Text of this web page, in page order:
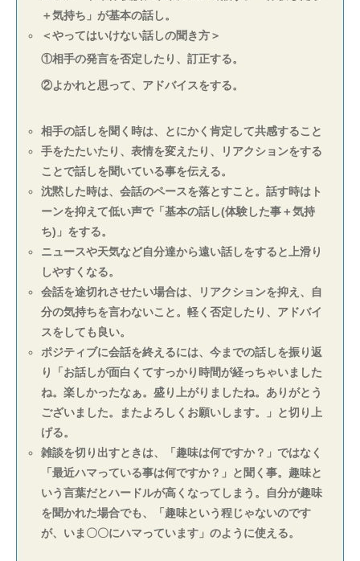
＋気持ち」が基本の話し。
＜やってはいけない話しの聞き方＞
①相手の発言を否定したり、訂正する。
②よかれと思って、アドバイスをする。
相手の話しを聞く時は、とにかく肯定して共感すること
手をたたいたり、表情を変えたり、リアクションをする
ことで話しを聞いている事を伝える。
沈黙した時は、会話のペースを落とすこと。話す時はト
ーンを抑えて低い声で「基本の話し(体験した事＋気持
ち)」をする。
ニュースや天気など自分達から遠い話しをすると上滑り
しやすくなる。
会話を途切れさせたい場合は、リアクションを抑え、自
分の気持ちを言わないこと。軽く否定したり、アドバイ
スをしても良い。
ポジティブに会話を終えるには、今までの話しを振り返
り「お話しが面白くてすっかり時間が経っちゃいました
ね。楽しかったなぁ。盛り上がりましたね。ありがとう
ございました。またよろしくお願いします。」と切り上
げる。
雑談を切り出すときは、「趣味は何ですか？」ではなく
「最近ハマっている事は何ですか？」と聞く事。趣味と
いう言葉だとハードルが高くなってしまう。自分が趣味
を聞かれた場合でも、「趣味という程じゃないのです
が、いま〇〇にハマっています」のように使える。